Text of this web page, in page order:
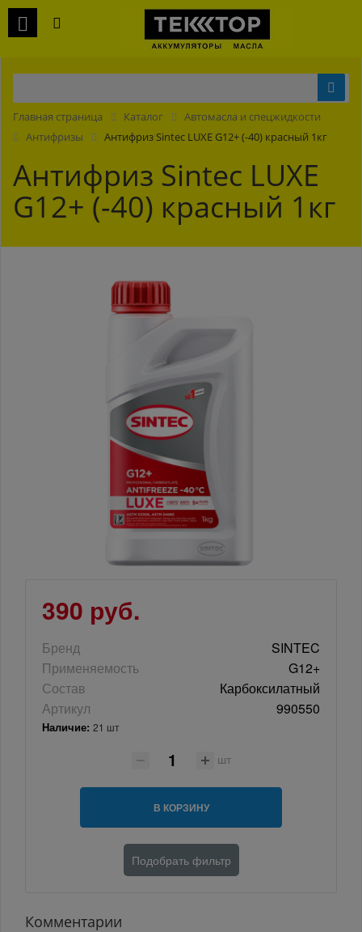
Главная страница Каталог
Автомасла и спецжидкости
Антифризы
Антифриз Sintec LUXE G12+ (-40) красный 1кг
Антифриз Sintec LUXE
G12+ (-40) красный 1кг
390 руб.
Бренд
SINTEC
Применяемость
G12+
Состав
Карбоксилатный
Артикул
990550
Наличие: 21 шт
шт
В КОРЗИНУ
Подобрать фильтр
Комментарии